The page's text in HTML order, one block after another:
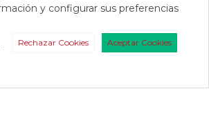
y configurar sus preferencias
Rechazar Cookies
Aceptar Cookies